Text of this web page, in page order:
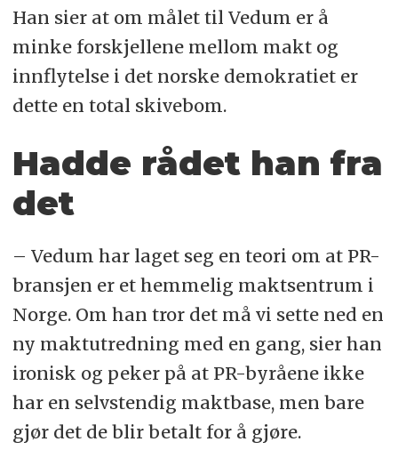
Han sier at om målet til Vedum er å
minke forskjellene mellom makt og
innflytelse i det norske demokratiet er
dette en total skivebom.
Hadde rådet han fra
det
– Vedum har laget seg en teori om at PR-
bransjen er et hemmelig maktsentrum i
Norge. Om han tror det må vi sette ned en
ny maktutredning med en gang, sier han
ironisk og peker på at PR-byråene ikke
har en selvstendig maktbase, men bare
gjør det de blir betalt for å gjøre.